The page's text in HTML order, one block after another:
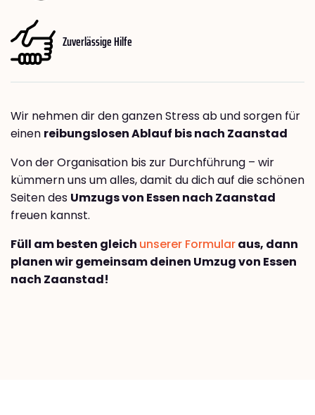
Zuverlässige Hilfe
Wir nehmen dir den ganzen Stress ab und sorgen für
einen reibungslosen Ablauf bis nach Zaanstad
Von der Organisation bis zur Durchführung – wir
kümmern uns um alles, damit du dich auf die schönen
Seiten des Umzugs von Essen nach Zaanstad
freuen kannst.
Füll am besten gleich unserer Formularaus, dann
planen wir gemeinsam deinen Umzug von Essen
nach Zaanstad!